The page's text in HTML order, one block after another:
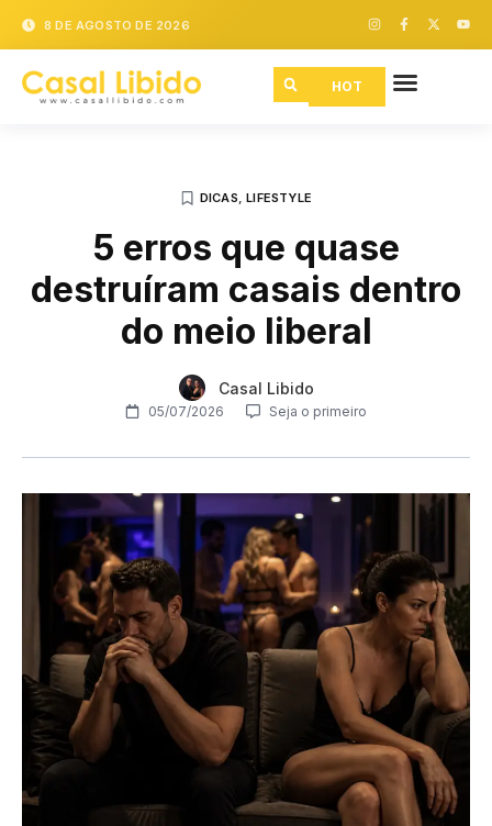
8 DE AGOSTO DE 2026
HOT
DICAS,LIFESTYLE
5 erros que quase
destruíram casais dentro
do meio liberal
Casal Libido
05/07/2026 Seja o primeiro